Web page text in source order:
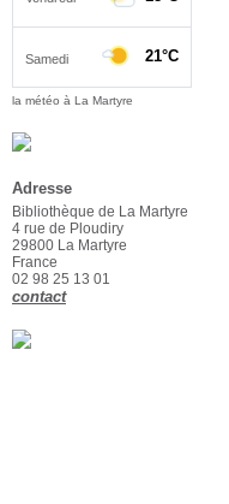
la météo à La Martyre
Adresse
Bibliothèque de La Martyre
4 rue de Ploudiry
29800 La Martyre
France
02 98 25 13 01
contact